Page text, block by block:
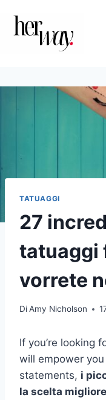
contenuto
TATUAGGI
27
tatuaggi
vorrete
DiAmy Nicholson
If you’re looking
will empower
statements, i
la scelta